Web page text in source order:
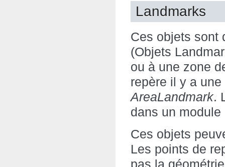
Landmarks
Ces objets sont
(Objets
ou à une zone
repère il y a
AreaLandmark.
dans un module
Ces objets
Les points de
pas la